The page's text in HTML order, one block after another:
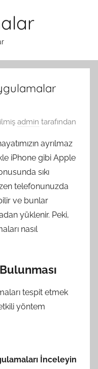
admin tarafından
ayrılmaz
iPhone gibi Apple
sıkı
telefonunuzda
ve bunlar
yüklenir. Peki,
nasıl
tespit etmek
yöntem
İnceleyin